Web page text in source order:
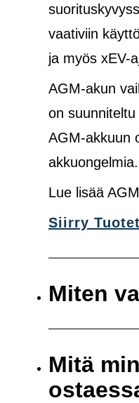
vaativiin
ja myös xEV-
AGM-akun
on
AGM-akkuun
akkuongelmia.
Lue lisää
Siirry
Miten
Mitä